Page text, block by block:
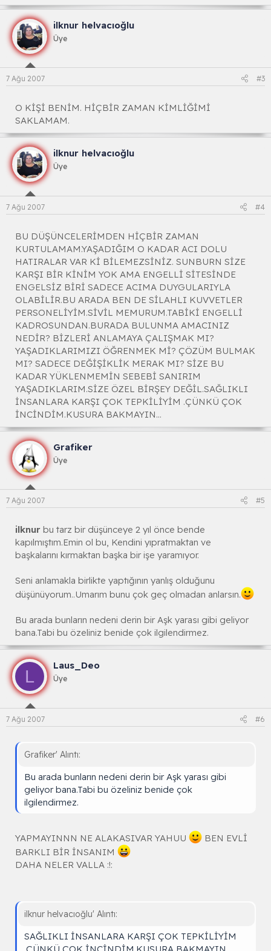
YÜZDEN SİZ BİZDEN DEĞİLSİNİZ..."
ilknur helvacıoğlu
Üye
7 Ağu 2007 #3
O KİŞİ BENİM. HİÇBİR ZAMAN KİMLİĞİMİ
SAKLAMAM.
ilknur helvacıoğlu
Üye
7 Ağu 2007 #4
BU DÜŞÜNCELERİMDEN HİÇBİR ZAMAN
KURTULAMAM.YAŞADIĞIM O KADAR ACI DOLU
HATIRALAR VAR Kİ BİLEMEZSİNİZ. SUNBURN SİZE
KARŞI BİR KİNİM YOK AMA ENGELLİ SİTESİNDE
ENGELSİZ BİRİ SADECE ACIMA DUYGULARIYLA
OLABİLİR.BU ARADA BEN DE SİLAHLI KUVVETLER
PERSONELİYİM.SİVİL MEMURUM.TABİKİ ENGELLİ
KADROSUNDAN.BURADA BULUNMA AMACINIZ
NEDİR? BİZLERİ ANLAMAYA ÇALIŞMAK MI?
YAŞADIKLARIMIZI ÖĞRENMEK Mİ? ÇÖZÜM BULMAK
MI? SADECE DEĞİŞİKLİK MERAK MI? SİZE BU
KADAR YÜKLENMEMİN SEBEBİ SANIRIM
YAŞADIKLARIM.SİZE ÖZEL BİRŞEY DEĞİL.SAĞLIKLI
İNSANLARA KARŞI ÇOK TEPKİLİYİM .ÇÜNKÜ ÇOK
İNCİNDİM.KUSURA BAKMAYIN...
Grafiker
Üye
7 Ağu 2007 #5
ilknur bu tarz bir düşünceye 2 yıl önce bende
kapılmıştım.Emin ol bu, Kendini yıpratmaktan ve
başkalarını kırmaktan başka bir işe yaramıyor.
Seni anlamakla birlikte yaptığının yanlış olduğunu
düşünüyorum..Umarım bunu çok geç olmadan anlarsın.
Bu arada bunların nedeni derin bir Aşk yarası gibi geliyor
bana.Tabi bu özeliniz benide çok ilgilendirmez.
L
Laus_Deo
Üye
7 Ağu 2007 #6
Grafiker' Alıntı:
Bu arada bunların nedeni derin bir Aşk yarası gibi
geliyor bana.Tabi bu özeliniz benide çok
ilgilendirmez.
YAPMAYINNN NE ALAKASIVAR YAHUU
BEN EVLİ
BARKLI BİR İNSANIM
DAHA NELER VALLA :!:
ilknur helvacıoğlu' Alıntı:
SAĞLIKLI İNSANLARA KARŞI ÇOK TEPKİLİYİM
.ÇÜNKÜ ÇOK İNCİNDİM.KUSURA BAKMAYIN...